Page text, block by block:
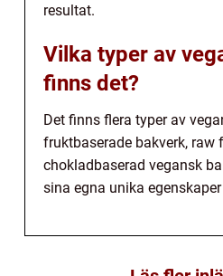
resultat.
Vilka typer av
finns det?
Det finns flera typer av
fruktbaserade bakverk, raw
chokladbaserad vegansk
sina egna unika